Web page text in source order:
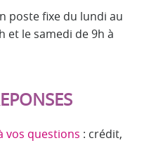
poste fixe du lundi au
et le samedi de 9h à
vos questions : crédit,